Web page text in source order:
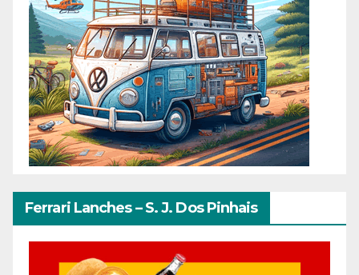
Ferrari Lanches – S. J. Dos Pinhais